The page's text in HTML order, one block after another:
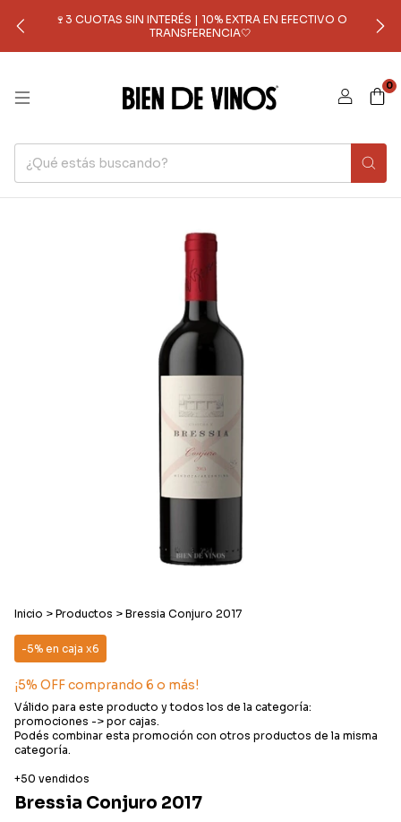
🍷3 CUOTAS SIN INTERÉS | 10% EXTRA EN EFECTIVO O
TRANSFERENCIA🤍
0
Inicio > Productos > Bressia Conjuro 2017
-5% en caja x6
¡5% OFF comprando 6 o más!
Válido para este producto y todos los de la categoría:
promociones -> por cajas.
Podés combinar esta promoción con otros productos de la misma
categoría.
+50 vendidos
Bressia Conjuro 2017